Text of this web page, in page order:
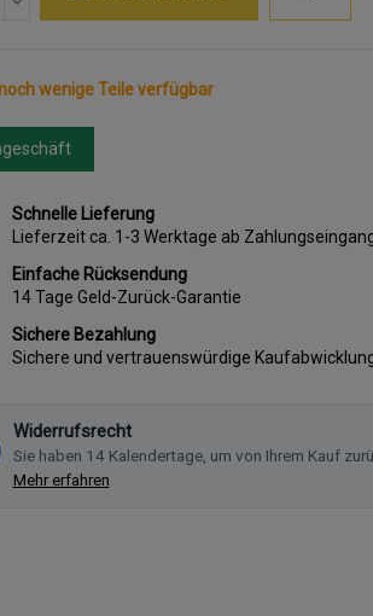
wenige Teile verfügbar
Schnelle Lieferung
Lieferzeit ca. 1-3 Werktage ab
Einfache Rücksendung
14 Tage Geld-Zurück-Garantie
Sichere Bezahlung
Sichere und vertrauenswürdige
Widerrufsrecht
Sie haben 14 Kalendertage, um von Ihrem Kauf
Mehr erfahren